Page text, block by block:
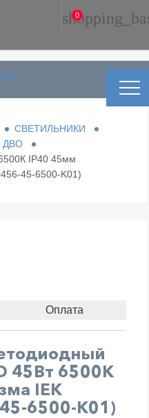
0
СВЕТИЛЬНИКИ
ДВО
IP40 45мм
45-6500-K01)
Оплата
45Вт 6500К
IEK
6500-K01)